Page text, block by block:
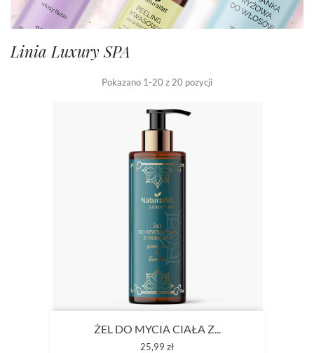
Linia Luxury SPA
Pokazano 1-20 z 20 pozycji
ŻEL DO MYCIA CIAŁA Z...
Cena
25,99 zł